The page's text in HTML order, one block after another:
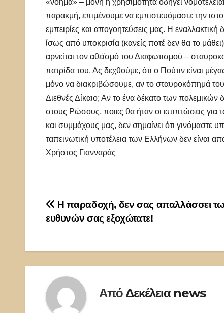
«νόημα» – μόνη η χρησιμότητα οδηγεί
παρακμή, επιμένουμε να εμπιστευόμαστε την
εμπειρίες και απογοητεύσεις μας. Η
ίσως από υποκρισία (κανείς ποτέ δεν θα το
αρνείται τον αθεϊσμό του Διαφωτισμού –
πατρίδα του. Ας δεχθούμε, ότι ο Πούτιν είναι
μόνο να διακριβώσουμε, αν το σταυροκόπημά του
Διεθνές Δίκαιο; Αν το ένα δέκατο των
στους Ρώσους, ποιες θα ήταν οι επιπτώσεις για
και συμμάχους μας, δεν σημαίνει ότι γινόμαστε
ταπεινωτική υποτέλεια των Ελλήνων δεν είναι
Χρήστος Γιανναράς
Πλοήγηση
άρθρων
Η παραδοχή, δεν σας απαλλάσσει
ευθυνών σας εξοχώτατε!
Από Δεκέλεια news